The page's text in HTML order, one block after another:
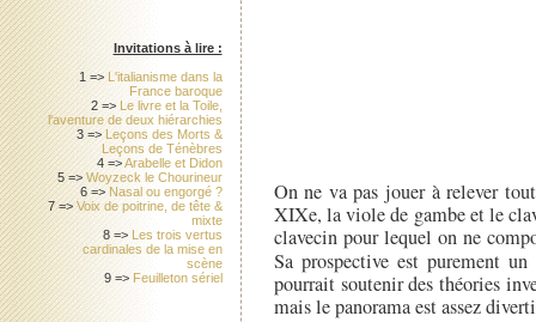
On ne va pas jouer à relever
XIXe, la viole de gambe et le
clavecin pour lequel on ne
Sa prospective est purement
pourrait soutenir des théories
mais le panorama est assez
Invitations à lire :
1 => L'italianisme dans la
France baroque
2 => Le livre et la Toile,
l'aventure de deux hiérarchies
3 => Leçons des Morts &
Leçons de Ténèbres
4 =>Arabelle et Didon
5 =>Woyzeck le Chourineur
6 => Nasal ou engorgé ?
7 =>Voix de poitrine, de tête &
mixte
8 => Les trois vertus
cardinales de la mise en
scène
9 => Feuilleton sériel